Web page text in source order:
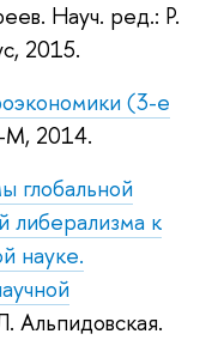
. Науч. ред.: Р.
2015.
(3-е
2014.
глобальной
либерализма к
науке.
Альпидовская.